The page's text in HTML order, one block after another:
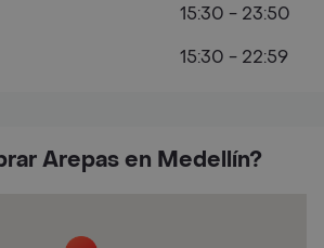
Arepas en Medellín?
15:30 - 23:50
15:30 - 22:59